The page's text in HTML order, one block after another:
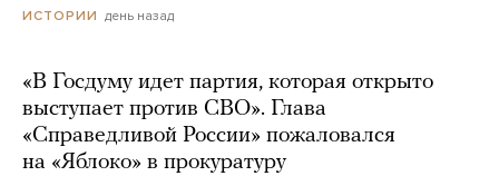
ИСТОРИИ день назад
«В Госдуму идет партия, которая открыто
выступает против СВО». Глава
«Справедливой России» пожаловался
на «Яблоко» в прокуратуру